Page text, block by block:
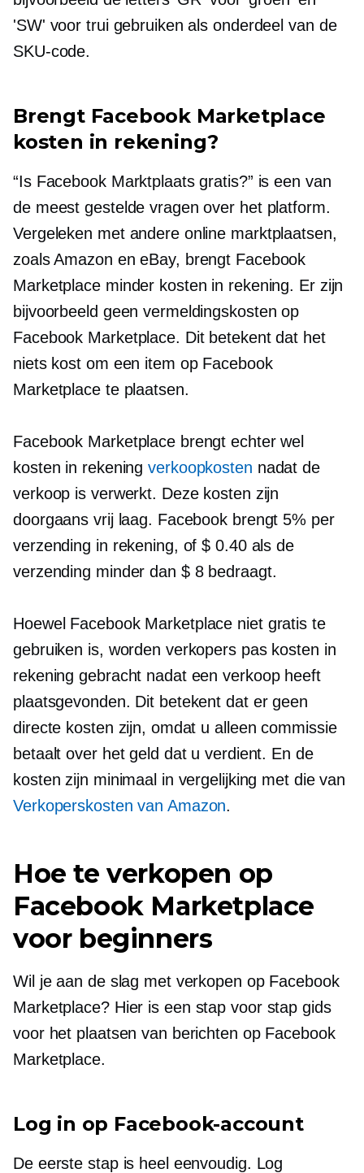
'SW' voor trui gebruiken als onderdeel van de
SKU-code.
Brengt Facebook Marketplace
kosten in rekening?
“Is Facebook Marktplaats gratis?” is een van
de meest gestelde vragen over het platform.
Vergeleken met andere online marktplaatsen,
zoals Amazon en eBay, brengt Facebook
Marketplace minder kosten in rekening. Er zijn
bijvoorbeeld geen vermeldingskosten op
Facebook Marketplace. Dit betekent dat het
niets kost om een ​​item op Facebook
Marketplace te plaatsen.
Facebook Marketplace brengt echter wel
kosten in rekeningverkoopkosten nadat de
verkoop is verwerkt. Deze kosten zijn
doorgaans vrij laag. Facebook brengt 5% per
verzending in rekening, of $ 0.40 als de
verzending minder dan $ 8 bedraagt.
Hoewel Facebook Marketplace niet gratis te
gebruiken is, worden verkopers pas kosten in
rekening gebracht nadat een verkoop heeft
plaatsgevonden. Dit betekent dat er geen
directe kosten zijn, omdat u alleen commissie
betaalt over het geld dat u verdient. En de
kosten zijn minimaal in vergelijking met die van
Verkoperskosten van Amazon.
Hoe te verkopen op
Facebook Marketplace
voor beginners
Wil je aan de slag met verkopen op Facebook
Marketplace? Hier is een stap voor stap gids
voor het plaatsen van berichten op Facebook
Marketplace.
Log in op Facebook-account
De eerste stap is heel eenvoudig. Log